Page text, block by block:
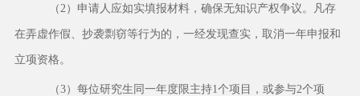
（2）申请人应如实填报材料，确保无知识产权争议。凡存
在弄虚作假、抄袭剽窃等行为的，一经发现查实，取消一年申报和
立项资格。
（3）每位研究生同一年度限主持1个项目，或参与2个项